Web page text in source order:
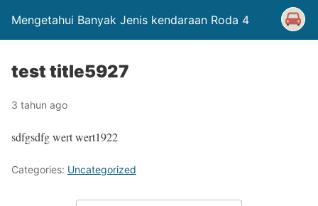
Mengetahui Banyak Jenis kendaraan Roda 4
test title5927
3 tahun ago
sdfgsdfg wert wert1922
Categories: Uncategorized